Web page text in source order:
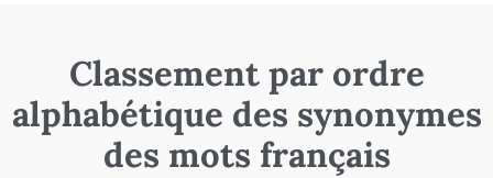
Classement par ordre
alphabétique des synonymes
des mots français